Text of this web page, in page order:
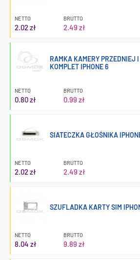
NETTO
2.02 zł
BRUTTO
2.49 zł
RAMKA KAMERY PRZEDNIEJ
KOMPLET IPHONE 6
NETTO
0.80 zł
BRUTTO
0.99 zł
SIATECZKA GŁOŚNIKA
NETTO
2.02 zł
BRUTTO
2.49 zł
SZUFLADKA KARTY SIM
NETTO
8.04 zł
BRUTTO
9.89 zł